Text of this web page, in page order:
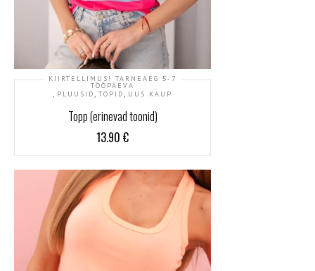
KIIRTELLIMUS! TARNEAEG 5-7
TÖÖPÄEVA
PLUUSID TOPID UUS KAUP
Topp (erinevad toonid)
13.90 €